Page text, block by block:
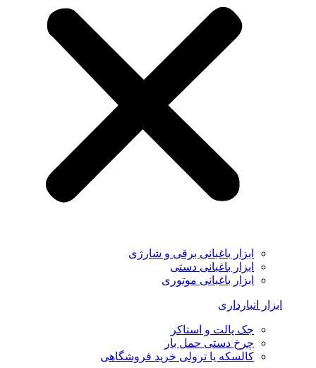
ابزار باغبانی برقی و شارژی
ابزار باغبانی دستی
ابزار باغبانی موتوری
ابزار انبارداری
جک پالت و استاکر
چرخ دستی حمل بار
کالسکه یا ترولی خرید فروشگاهی